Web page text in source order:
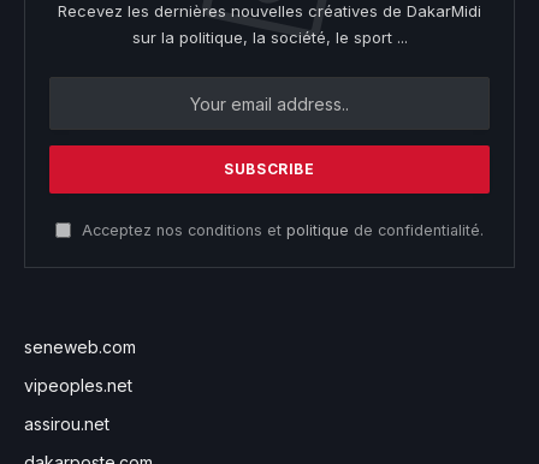
Recevez les dernières nouvelles créatives de DakarMidi
sur la politique, la société, le sport ...
Acceptez nos conditions et politique de confidentialité.
seneweb.com
vipeoples.net
assirou.net